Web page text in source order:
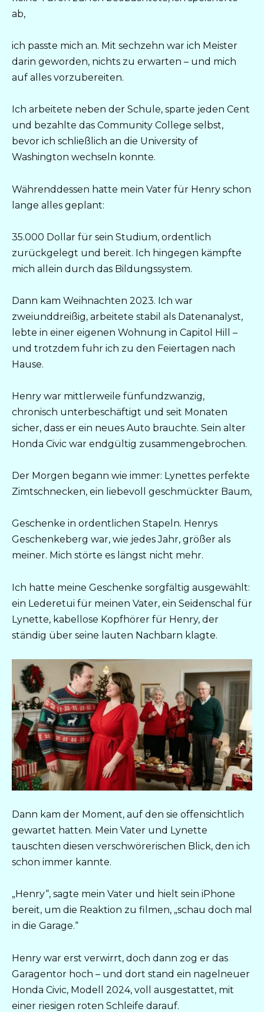
ab,
ich passte mich an. Mit sechzehn war ich Meister
darin geworden, nichts zu erwarten – und mich
auf alles vorzubereiten.
Ich arbeitete neben der Schule, sparte jeden Cent
und bezahlte das Community College selbst,
bevor ich schließlich an die University of
Washington wechseln konnte.
Währenddessen hatte mein Vater für Henry schon
lange alles geplant:
35.000 Dollar für sein Studium, ordentlich
zurückgelegt und bereit. Ich hingegen kämpfte
mich allein durch das Bildungssystem.
Dann kam Weihnachten 2023. Ich war
zweiunddreißig, arbeitete stabil als Datenanalyst,
lebte in einer eigenen Wohnung in Capitol Hill –
und trotzdem fuhr ich zu den Feiertagen nach
Hause.
Henry war mittlerweile fünfundzwanzig,
chronisch unterbeschäftigt und seit Monaten
sicher, dass er ein neues Auto brauchte. Sein alter
Honda Civic war endgültig zusammengebrochen.
Der Morgen begann wie immer: Lynettes perfekte
Zimtschnecken, ein liebevoll geschmückter Baum,
Geschenke in ordentlichen Stapeln. Henrys
Geschenkeberg war, wie jedes Jahr, größer als
meiner. Mich störte es längst nicht mehr.
Ich hatte meine Geschenke sorgfältig ausgewählt:
ein Lederetui für meinen Vater, ein Seidenschal für
Lynette, kabellose Kopfhörer für Henry, der
ständig über seine lauten Nachbarn klagte.
Dann kam der Moment, auf den sie offensichtlich
gewartet hatten. Mein Vater und Lynette
tauschten diesen verschwörerischen Blick, den ich
schon immer kannte.
„Henry“, sagte mein Vater und hielt sein iPhone
bereit, um die Reaktion zu filmen, „schau doch mal
in die Garage.“
Henry war erst verwirrt, doch dann zog er das
Garagentor hoch – und dort stand ein nagelneuer
Honda Civic, Modell 2024, voll ausgestattet, mit
einer riesigen roten Schleife darauf.